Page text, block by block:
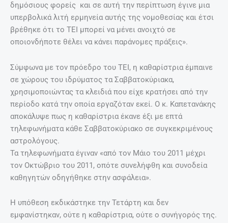
δημόσιους φορείς και σε αυτή την περίπτωση έγινε μια
υπερβολικά λιτή ερμηνεία αυτής της νομοθεσίας και έτσι
βρέθηκε ότι το ΤΕΙ μπορεί να μένει ανοιχτό σε
οποιονδήποτε θέλει να κάνει παράνομες πράξεις».
Σύμφωνα με τον πρόεδρο του ΤΕΙ, η καθαρίστρια έμπαινε
σε χώρους του ιδρύματος τα Σαββατοκύριακα,
χρησιμοποιώντας τα κλειδιά που είχε κρατήσει από την
περίοδο κατά την οποία εργαζόταν εκεί. Ο κ. Καπετανάκης
αποκάλυψε πως η καθαρίστρια έκανε έξι με επτά
τηλεφωνήματα κάθε Σαββατοκύριακο σε συγκεκριμένους
αστρολόγους.
Τα τηλεφωνήματα έγιναν «από τον Μάιο του 2011 μέχρι
τον Οκτώβριο του 2011, οπότε συνελήφθη και συνοδεία
καθηγητών οδηγήθηκε στην ασφάλεια».
Η υπόθεση εκδικάστηκε την Τετάρτη και δεν
εμφανίστηκαν, ούτε η καθαρίστρια, ούτε ο συνήγορός της.